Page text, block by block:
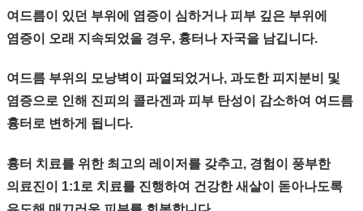
여드름이 있던 부위에 염증이 심하거나 피부 깊은 부위에
염증이 오래 지속되었을 경우, 흉터나 자국을 남깁니다.
여드름 부위의 모낭벽이 파열되었거나, 과도한 피지분비 및
염증으로 인해 진피의 콜라겐과 피부 탄성이 감소하여 여드름
흉터로 변하게 됩니다.
흉터 치료를 위한 최고의 레이저를 갖추고, 경험이 풍부한
의료진이 1:1로 치료를 진행하여 건강한 새살이 돋아나도록